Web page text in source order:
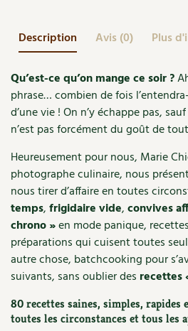
Cures, régimes
Dessert, Boulangerie
Techniques, conservation, organisation
Agenda, calendrier
NOUVEAUTÉS
Feuilleter le catalogue
Le magazine Les 4 saisons
Cartes cadeau
Séjourner en Trièves
Outils et ustensiles du jardin
Biodiversité
Petit élevage
Cuisine saine
Alimentation et nutrition
Recettes de printemps
Recettes par type de plat
Recettes sans gluten
Forums
Jardin bio
Habitat écologique
Soins naturels
Société et alternatives
Les 4 saisons & vous
Questions à la rédaction
Entre abonné·es
manger
Description Avis (0) Plus
Qu’est-ce qu’on mange ce soir ?
phrase… combien de fois
d’une vie ! On n’y échappe pas,
n’est pas forcément du goût de
Heureusement pour nous, Marie
photographe culinaire, nous
nous tirer d’affaire en toutes
temps,frigidaire vide,convives
chrono »en mode panique,
préparations qui cuisent toutes
autre chose, batchcooking pour
suivants, sans oublier des recettes
80 recettes saines, simples, rapides
toutes les circonstances et tous les